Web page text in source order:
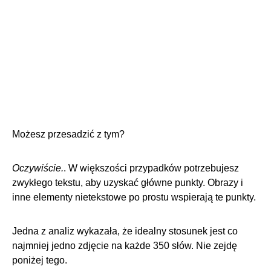
Możesz przesadzić z tym?
Oczywiście.. W większości przypadków potrzebujesz
zwykłego tekstu, aby uzyskać główne punkty. Obrazy i
inne elementy nietekstowe po prostu wspierają te punkty.
Jedna z analiz wykazała, że idealny stosunek jestco
najmniej jedno zdjęcie na każde 350 słów. Nie zejdę
poniżej tego.